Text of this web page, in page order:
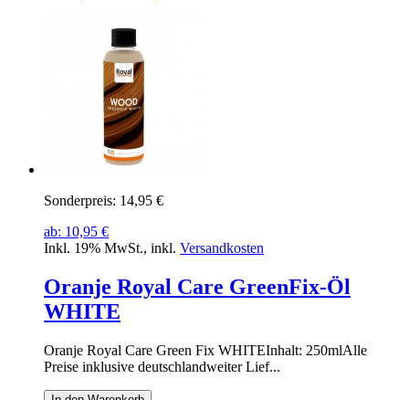
Sonderpreis: 14,95 €
ab: 10,95 €
Inkl. 19% MwSt., inkl. Versandkosten
Oranje Royal Care GreenFix-Öl
WHITE
Oranje Royal Care Green Fix WHITEInhalt: 250mlAlle
Preise inklusive deutschlandweiter Lief...